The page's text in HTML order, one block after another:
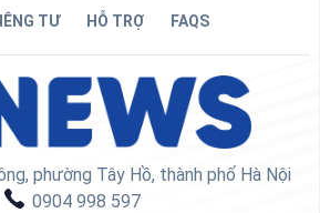
TƯ HỖ TRỢ FAQS
phường Tây Hồ, thành phố Hà Nội
0904 998 597